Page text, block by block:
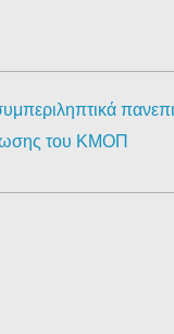
του ΚΜΟΠ